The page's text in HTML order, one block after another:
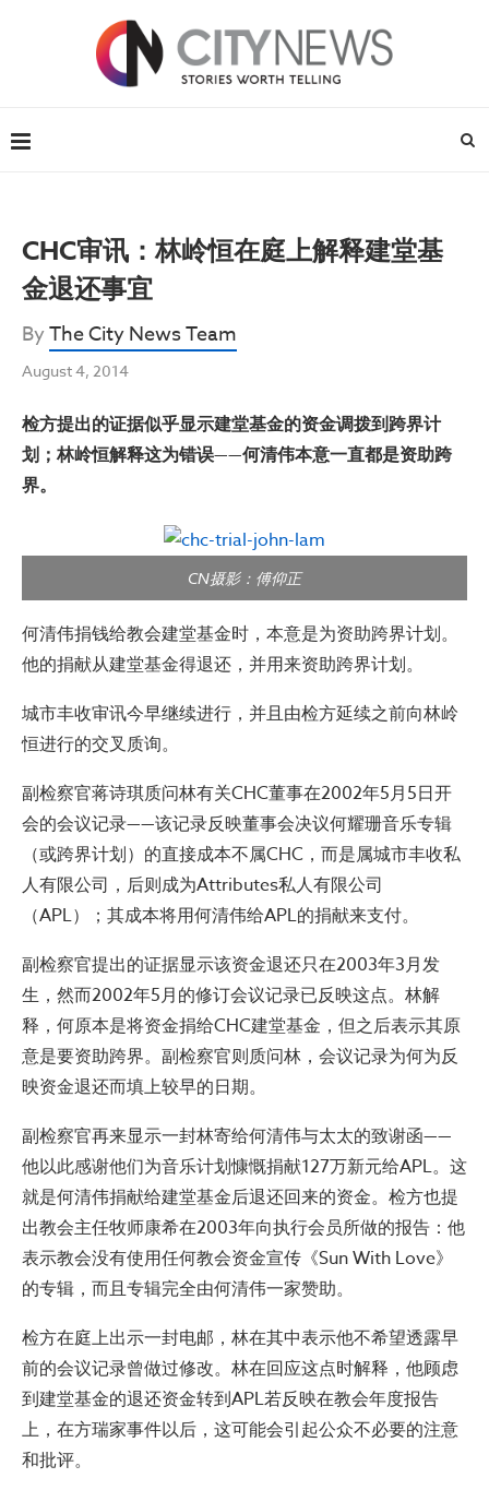
CHC审讯：林岭恒在庭上解释建堂基
金退还事宜
ByThe City News Team
August 4, 2014
检方提出的证据似乎显示建堂基金的资金调拨到跨界计
划；林岭恒解释这为错误——何清伟本意一直都是资助跨
界。
CN摄影：傅仰正
何清伟捐钱给教会建堂基金时，本意是为资助跨界计划。
他的捐献从建堂基金得退还，并用来资助跨界计划。
城市丰收审讯今早继续进行，并且由检方延续之前向林岭
恒进行的交叉质询。
副检察官蒋诗琪质问林有关CHC董事在2002年5月5日开
会的会议记录——该记录反映董事会决议何耀珊音乐专辑
（或跨界计划）的直接成本不属CHC，而是属城市丰收私
人有限公司，后则成为Attributes私人有限公司
（APL）；其成本将用何清伟给APL的捐献来支付。
副检察官提出的证据显示该资金退还只在2003年3月发
生，然而2002年5月的修订会议记录已反映这点。林解
释，何原本是将资金捐给CHC建堂基金，但之后表示其原
意是要资助跨界。副检察官则质问林，会议记录为何为反
映资金退还而填上较早的日期。
副检察官再来显示一封林寄给何清伟与太太的致谢函——
他以此感谢他们为音乐计划慷慨捐献127万新元给APL。这
就是何清伟捐献给建堂基金后退还回来的资金。检方也提
出教会主任牧师康希在2003年向执行会员所做的报告：他
表示教会没有使用任何教会资金宣传《Sun With Love》
的专辑，而且专辑完全由何清伟一家赞助。
检方在庭上出示一封电邮，林在其中表示他不希望透露早
前的会议记录曾做过修改。林在回应这点时解释，他顾虑
到建堂基金的退还资金转到APL若反映在教会年度报告
上，在方瑞家事件以后，这可能会引起公众不必要的注意
和批评。